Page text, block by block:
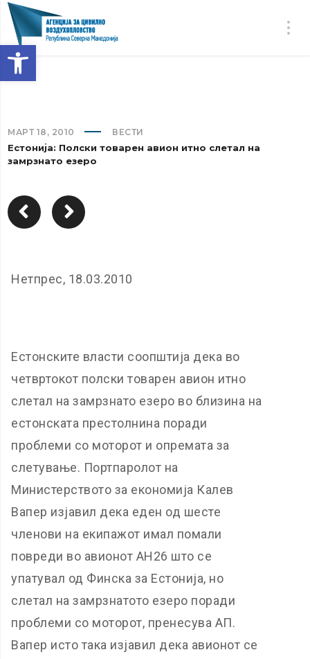
Open toolbar
МАРТ 18, 2010 ВЕСТИ
Естонија: Полски товарен авион итно слетал на
замрзнато езеро
Нетпрес, 18.03.2010
Естонските власти соопштија дека во
четвртокот полски товарен авион итно
слетал на замрзнато езеро во близина на
естонската престолнина поради
проблеми со моторот и опремата за
слетување. Портпаролот на
Министерството за економија Калев
Вапер изјавил дека еден од шесте
членови на екипажот имал помали
повреди во авионот АН26 што се
упатувал од Финска за Естонија, но
слетал на замрзнатото езеро поради
проблеми со моторот, пренесува АП.
Вапер исто така изјавил дека авионот се